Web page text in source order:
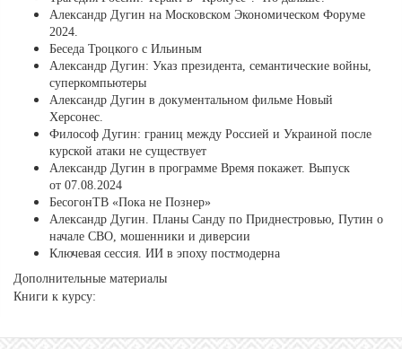
Александр Дугин на Московском Экономическом Форуме
2024.
Беседа Троцкого с Ильиным
Александр Дугин: Указ президента, семантические войны,
суперкомпьютеры
Александр Дугин в документальном фильме Новый
Херсонес.
Философ Дугин: границ между Россией и Украиной после
курской атаки не существует
Александр Дугин в программе Время покажет. Выпуск
от 07.08.2024
БесогонТВ «Пока не Познер»
Александр Дугин. Планы Санду по Приднестровью, Путин о
начале СВО, мошенники и диверсии
Ключевая сессия. ИИ в эпоху постмодерна
Дополнительные материалы
Книги к курсу: